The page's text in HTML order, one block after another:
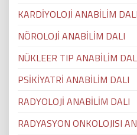
KARDİYOLOJİ ANABİLİM DALI
NÖROLOJİ ANABİLİM DALI
NÜKLEER TIP ANABİLİM
PSİKİYATRİ ANABİLİM DALI
RADYOLOJİ ANABİLİM DALI
RADYASYON ONKOLOJISI